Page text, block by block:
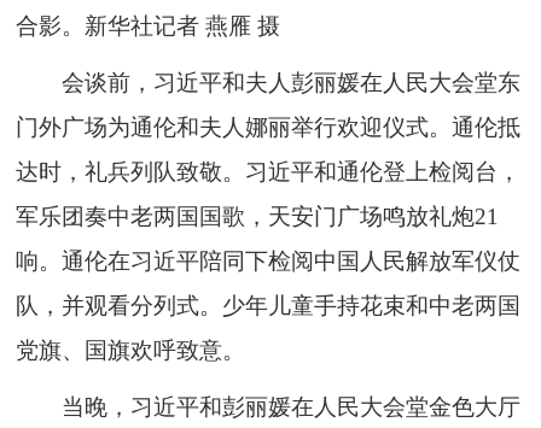
合影。新华社记者 燕雁 摄
会谈前，习近平和夫人彭丽媛在人民大会堂东
门外广场为通伦和夫人娜丽举行欢迎仪式。通伦抵
达时，礼兵列队致敬。习近平和通伦登上检阅台，
军乐团奏中老两国国歌，天安门广场鸣放礼炮21
响。通伦在习近平陪同下检阅中国人民解放军仪仗
队，并观看分列式。少年儿童手持花束和中老两国
党旗、国旗欢呼致意。
当晚，习近平和彭丽媛在人民大会堂金色大厅